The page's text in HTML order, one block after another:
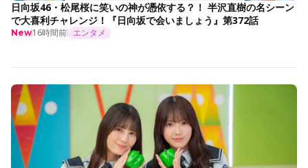
日向坂46・松尾桜に笑いの神が憑依する？！ 半沢直樹の名シーン
で大喜利チャレンジ！『日向坂で会いましょう』第372話
New16時間前 エンタメ